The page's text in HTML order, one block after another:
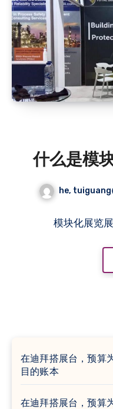
什么是模
he, tuiguang
模块化展览
在迪拜搭展台，预算
目的账本
在迪拜搭展台，预算